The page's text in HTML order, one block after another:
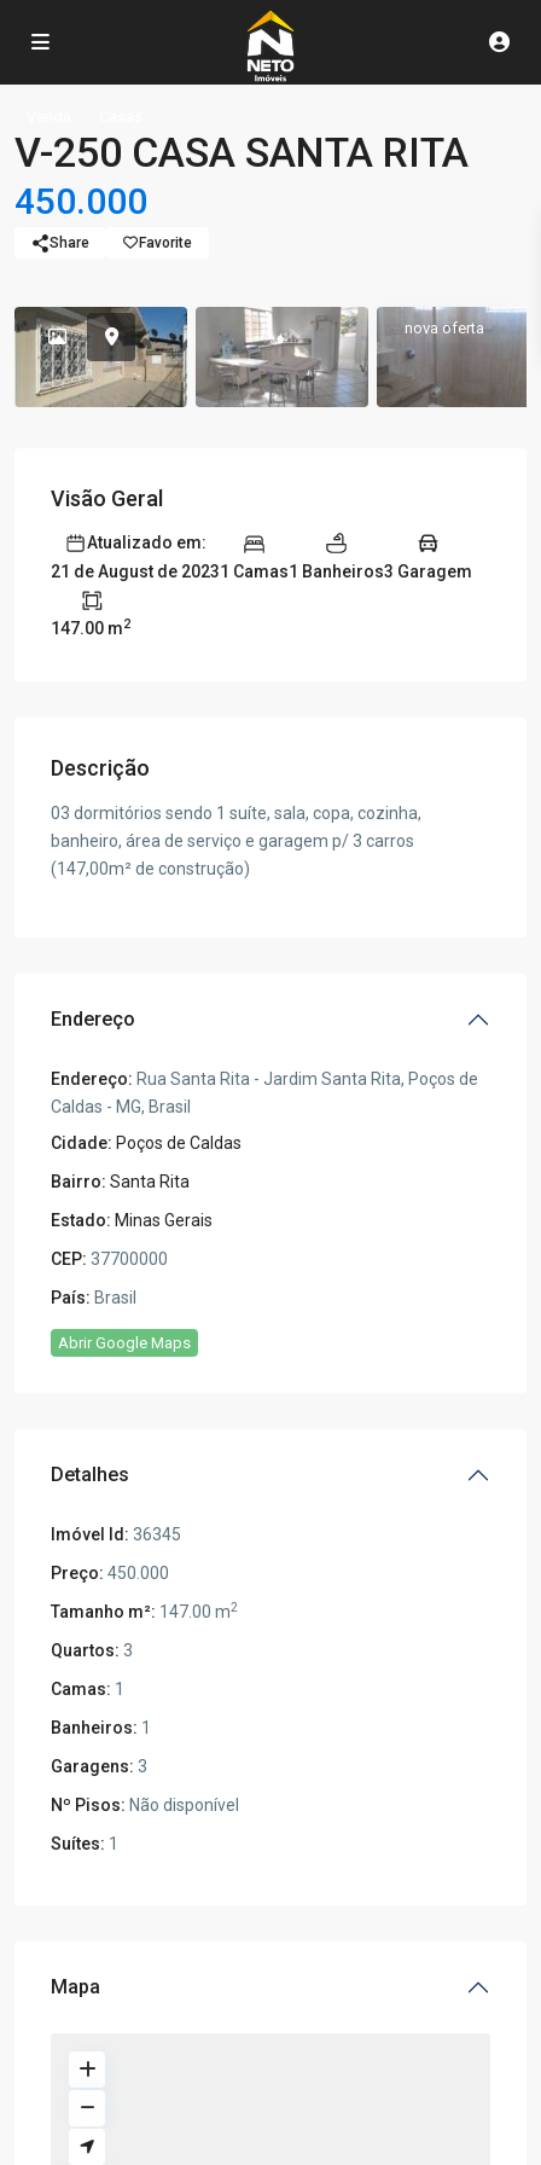
V-250 CASA SANTA RITA
450.000
Share Favorite
nova oferta
Visão Geral
Atualizado em:
21 de August de 20231 Camas1 Banheiros3 Garagem
147.00 m2
Descrição
03 dormitórios sendo 1 suíte, sala, copa, cozinha,
banheiro, área de serviço e garagem p/ 3 carros
(147,00m² de construção)
Endereço
Endereço: Rua Santa Rita - Jardim Santa Rita, Poços de
Caldas - MG, Brasil
Cidade: Poços de Caldas
Bairro: Santa Rita
Estado: Minas Gerais
CEP: 37700000
País: Brasil
Abrir Google Maps
Detalhes
Imóvel Id: 36345
Preço: 450.000
Tamanho m²: 147.00 m2
Quartos: 3
Camas: 1
Banheiros: 1
Garagens: 3
Nº Pisos: Não disponível
Suítes: 1
Mapa